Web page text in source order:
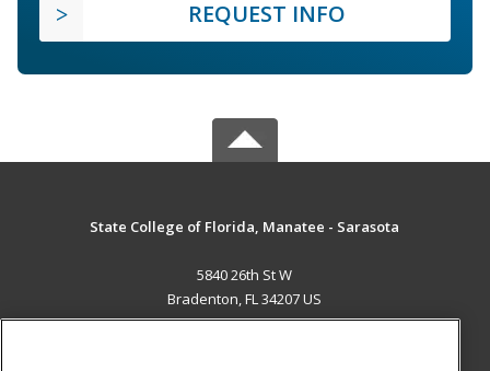
REQUEST INFO
State College of Florida, Manatee - Sarasota
5840 26th St W
Bradenton, FL 34207 US